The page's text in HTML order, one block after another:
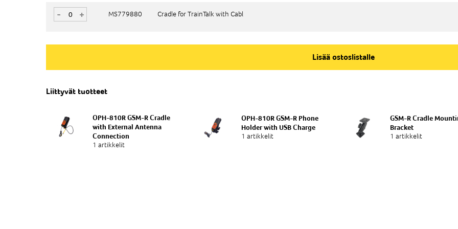
+
- MS779880 Cradle for TrainTalk with Cabl
+
- MS779880 Cradle for TrainTalk with Cabl
Lisää ostoslistalle
Liittyvät tuotteet
OPH-810R GSM-R Cradle
with External Antenna
Connection
1 artikkelit
OPH-810R GSM-R Phone
Holder with USB Charge
1 artikkelit
GSM-R Cradle
Bracket
1 artikkelit